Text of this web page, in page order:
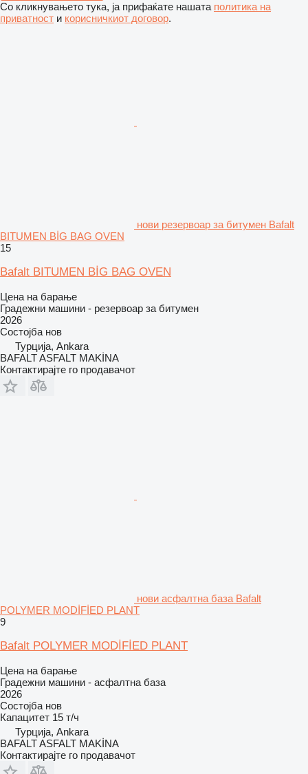
Со кликнувањето тука, ја прифаќате нашата политика на
приватност и корисничкиот договор.
нови резервоар за битумен Bafalt
BITUMEN BİG BAG OVEN
15
Bafalt BITUMEN BİG BAG OVEN
Цена на барање
Градежни машини - резервоар за битумен
2026
Состојба нов
Турција, Ankara
BAFALT ASFALT MAKİNA
Контактирајте го продавачот
нови асфалтна база Bafalt
POLYMER MODİFİED PLANT
9
Bafalt POLYMER MODİFİED PLANT
Цена на барање
Градежни машини - асфалтна база
2026
Состојба нов
Капацитет 15 т/ч
Турција, Ankara
BAFALT ASFALT MAKİNA
Контактирајте го продавачот